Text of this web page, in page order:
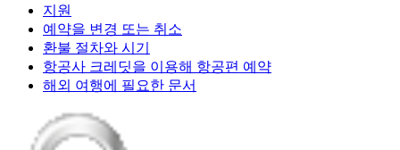
지원
예약을 변경 또는 취소
환불 절차와 시기
항공사 크레딧을 이용해 항공편 예약
해외 여행에 필요한 문서